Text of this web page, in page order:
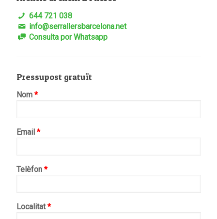
644 721 038
info@serrallersbarcelona.net
Consulta por Whatsapp
Pressupost gratuït
Nom *
Email *
Telèfon *
Localitat*